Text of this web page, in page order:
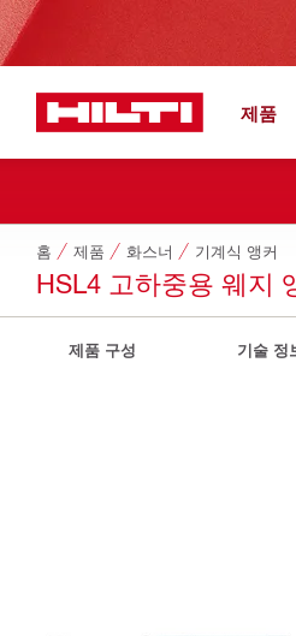
제품
홈 제품 화스너 기계식 앵커
HSL4 고하중용 웨지
제품 구성 기술 정